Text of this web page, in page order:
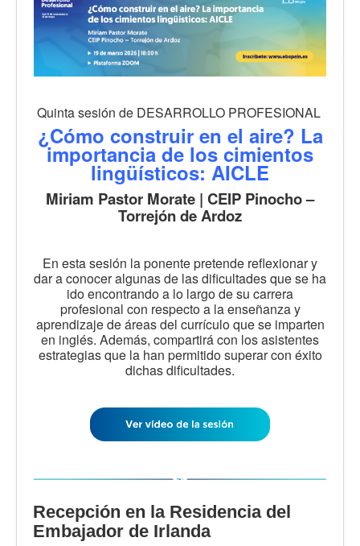
Quinta sesión de DESARROLLO PROFESIONAL
¿Cómo construir en el aire? La
importancia de los cimientos
lingüísticos: AICLE
Miriam Pastor Morate | CEIP Pinocho –
Torrejón de Ardoz
En esta sesión la ponente pretende reflexionar y
dar a conocer algunas de las dificultades que se ha
ido encontrando a lo largo de su carrera
profesional con respecto a la enseñanza y
aprendizaje de áreas del currículo que se imparten
en inglés. Además, compartirá con los asistentes
estrategias que la han permitido superar con éxito
dichas dificultades.
Recepción en la Residencia del
Embajador de Irlanda